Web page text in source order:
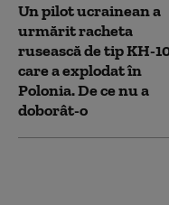
Un pilot ucrainean a
urmărit racheta
rusească de tip KH-
care a explodat în
Polonia. De ce nu a
doborât-o